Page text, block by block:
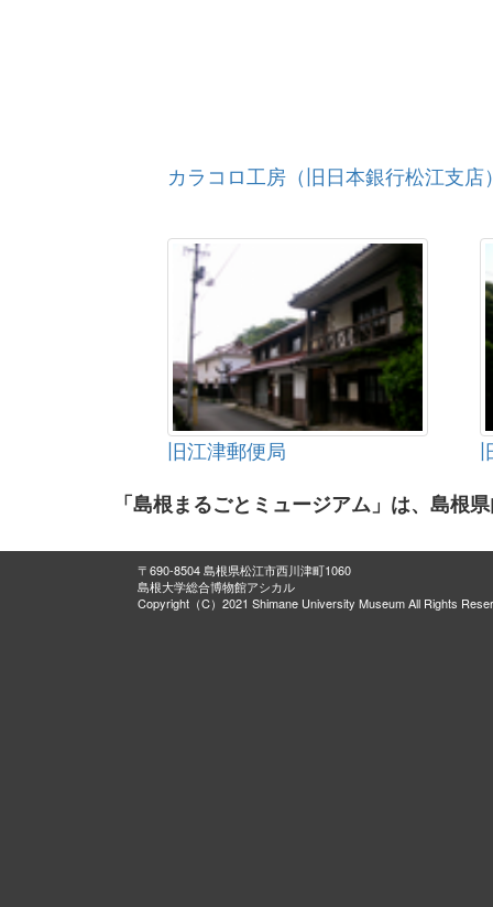
カラコロ工房（旧日本銀行松江支店
旧江津郵便局
「島根まるごとミュージアム」は、島根
〒690-8504 島根県松江市西川津町1060
島根大学総合博物館アシカル
Copyright（C）2021 Shimane University Museum All Rights